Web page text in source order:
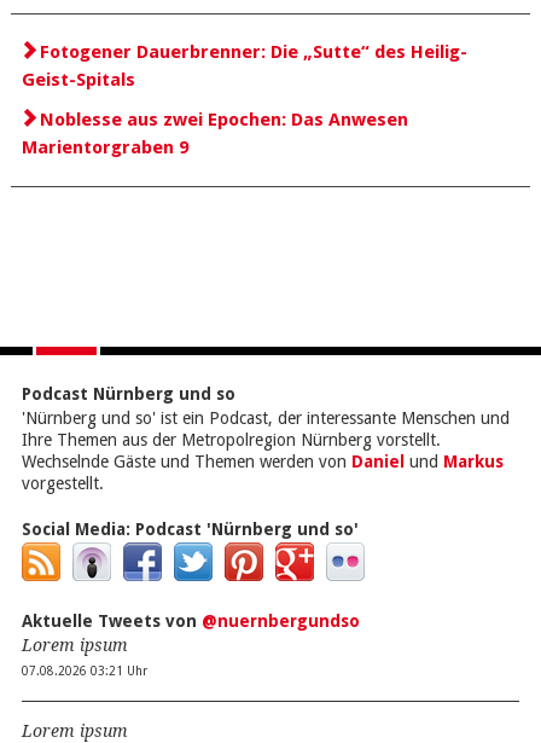
Fotogener Dauerbrenner: Die „Sutte“ des Heilig-
Geist-Spitals
Noblesse aus zwei Epochen: Das Anwesen
Marientorgraben 9
Podcast Nürnberg und so
'Nürnberg und so' ist ein Podcast, der interessante Menschen und
Ihre Themen aus der Metropolregion Nürnberg vorstellt.
Wechselnde Gäste und Themen werden von Daniel und Markus
vorgestellt.
Social Media: Podcast 'Nürnberg und so'
Aktuelle Tweets von @nuernbergundso
Lorem ipsum
07.08.2026 03:21 Uhr
Lorem ipsum